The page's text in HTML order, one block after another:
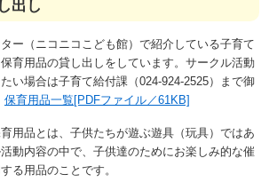
出し
ー（ニコニコこども館）で紹介している子育て
育用品の貸し出しをしています。サークル活動
い場合は子育て給付課（024-924-2525）まで御
保育用品一覧[PDFファイル／61KB]
用品とは、子供たちが遊ぶ遊具（玩具）ではあ
動内容の中で、子供達のためにお楽しみ的な催
る用品のことです。